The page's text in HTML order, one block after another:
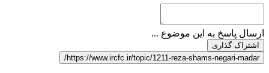
ارسال پاسخ به این موضوع ...
اشتراک گذاری
https://www.ircfc.ir/topic/1211-reza-shams-negari-madar/